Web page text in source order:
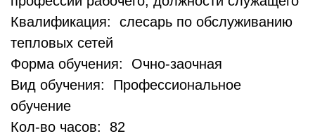
Квалификация: слесарь по обслуживанию
тепловых сетей
Форма обучения: Очно-заочная
Вид обучения: Профессиональное
обучение
Кол-во часов: 82